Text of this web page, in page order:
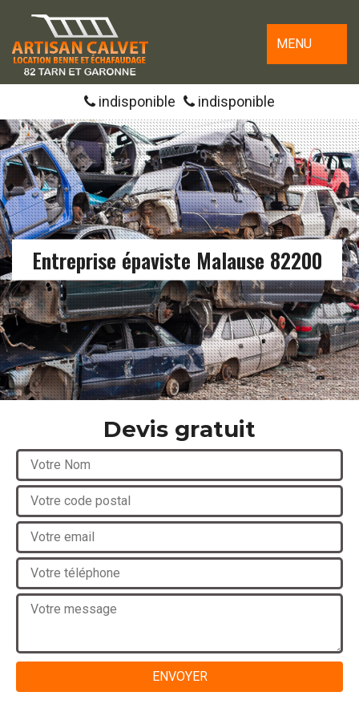
MENU
indisponible indisponible
Entreprise épaviste Malause 82200
Devis gratuit